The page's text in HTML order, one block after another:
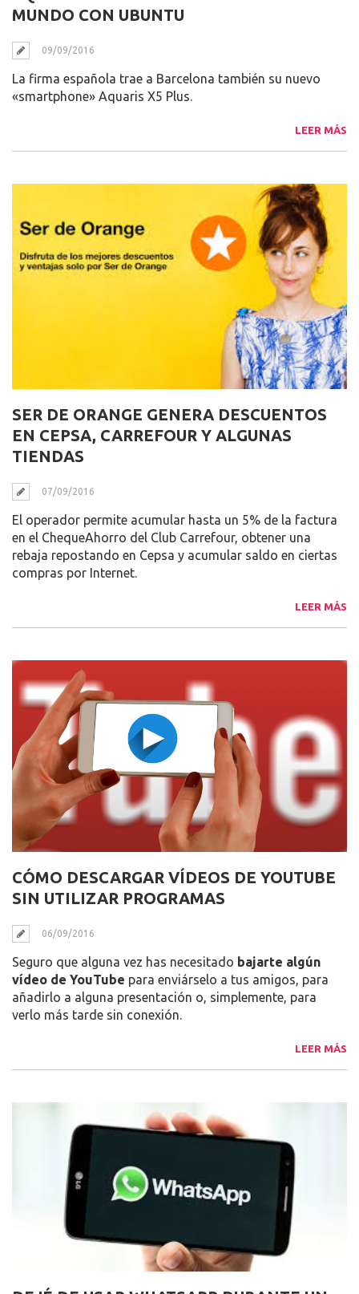
MUNDO CON UBUNTU
09/09/2016
La firma española trae a Barcelona también su nuevo
«smartphone» Aquaris X5 Plus.
LEER MÁS
SER DE ORANGE GENERA DESCUENTOS
EN CEPSA, CARREFOUR Y ALGUNAS
TIENDAS
07/09/2016
El operador permite acumular hasta un 5% de la factura
en el ChequeAhorro del Club Carrefour, obtener una
rebaja repostando en Cepsa y acumular saldo en ciertas
compras por Internet.
LEER MÁS
CÓMO DESCARGAR VÍDEOS DE YOUTUBE
SIN UTILIZAR PROGRAMAS
06/09/2016
Seguro que alguna vez has necesitado bajarte algún
vídeo de YouTube para enviárselo a tus amigos, para
añadirlo a alguna presentación o, simplemente, para
verlo más tarde sin conexión.
LEER MÁS